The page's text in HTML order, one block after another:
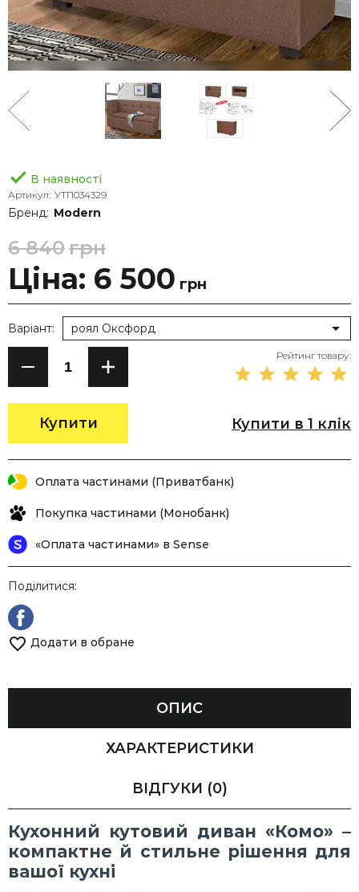
В наявності
Артикул: УТП034329
Бренд: Modern
6 840грн
Ціна: 6 500 грн
Купити
Варіант: роял Оксфорд
Рейтинг товару:
Купити в 1 клік
Оплата частинами (Приватбанк)
Покупка частинами (Монобанк)
«Оплата частинами» в Sense
Поділитися:
Додати в обране
ОПИС
ХАРАКТЕРИСТИКИ
ВІДГУКИ (0)
Кухонний кутовий диван «Комо» –
компактне й стильне рішення для
вашої кухні